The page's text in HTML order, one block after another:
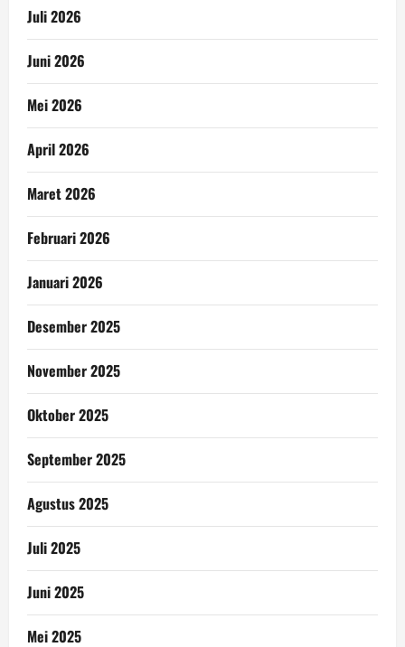
Juli 2026
Juni 2026
Mei 2026
April 2026
Maret 2026
Februari 2026
Januari 2026
Desember 2025
November 2025
Oktober 2025
September 2025
Agustus 2025
Juli 2025
Juni 2025
Mei 2025